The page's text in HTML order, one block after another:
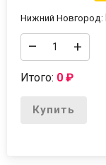
Нижний Новгород:
– +
Итого: 0₽
Купить